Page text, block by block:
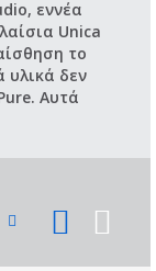
εννέα
Unica
το
υλικά δεν
Αυτά